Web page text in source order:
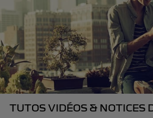
TUTOS VIDÉOS & NOTICES